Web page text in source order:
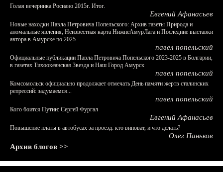
Голая вечеринка Роснано 2015г. Итог.
Евгений Афанасьев
Новые находки Павла Петровича Попельского: Архив газеты Природа и
аномальные явления, Неизвестная карта НижнеАмурЛага и Последние выставки
автора в Амурске по 2025
павел попельский
Официальные публикации Павла Петровича Попельского 2023-2025 в Болгарии,
в газетах Тихоокеанская Звезда и Наш Город Амурск
павел попельский
Комсомольск официально продолжает отмечать День памяти жертв сталинских
репрессий: задумаемся...
павел попельский
Кого боится Путин: Сергей Фургал
Евгений Афанасьев
Повышение платы в автобусах за проезд: кто виноват, и что делать?
Олег Паньков
Архив блогов >>